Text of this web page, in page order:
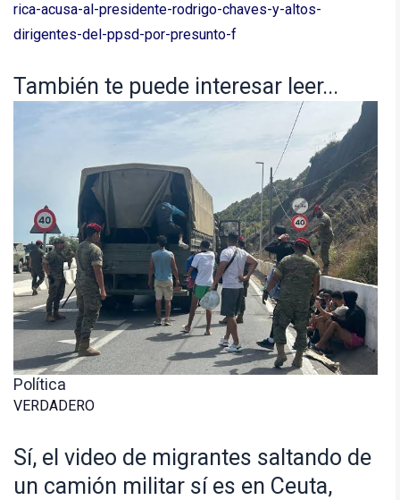
rica-acusa-al-presidente-rodrigo-chaves-y-altos-
dirigentes-del-ppsd-por-presunto-f
También te puede interesar leer...
Política
VERDADERO
Sí, el video de migrantes saltando de
un camión militar sí es en Ceuta,